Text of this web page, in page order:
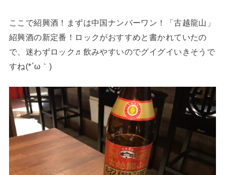
ここで紹興酒！まずは中国ナンバーワン！「古越龍山」
紹興酒の新定番！ロックがおすすめと書かれていたの
で、迷わずロック♬飲みやすいのでグイグイいきそうで
すね(*´ω｀)